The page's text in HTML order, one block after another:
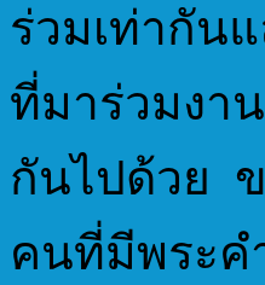
ร่วมเท่ากัน
ที่มาร่วมงา
กันไปด้วย
คนที่มีพระค